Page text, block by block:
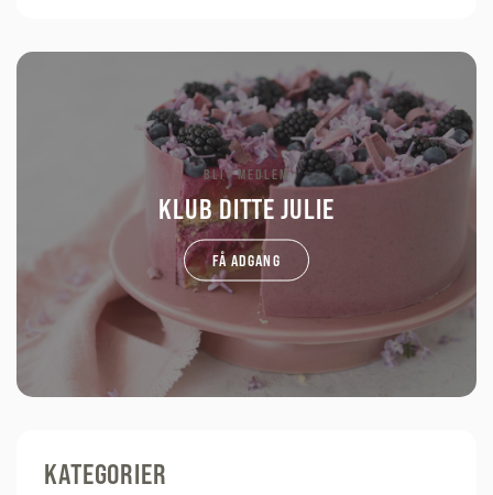
BLIV MEDLEM
KLUB DITTE JULIE
FÅ ADGANG
KATEGORIER